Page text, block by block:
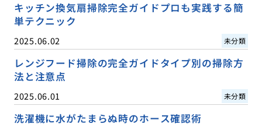
キッチン換気扇掃除完全ガイドプロも実践する簡
単テクニック
2025.06.02 未分類
レンジフード掃除の完全ガイドタイプ別の掃除方
法と注意点
2025.06.01 未分類
洗濯機に水がたまらぬ時のホース確認術